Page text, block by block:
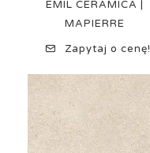
EMIL CERAMICA |
MAPIERRE
Zapytaj o cenę!